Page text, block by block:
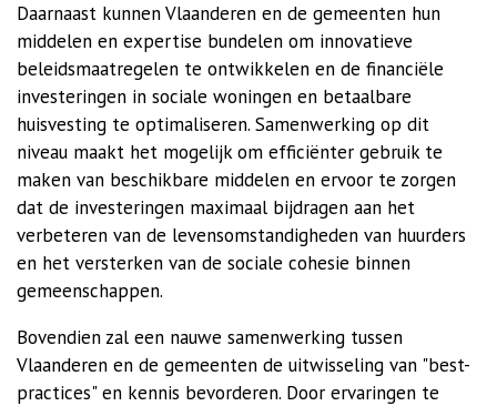
Daarnaast kunnen Vlaanderen en de gemeenten hun
middelen en expertise bundelen om innovatieve
beleidsmaatregelen te ontwikkelen en de financiële
investeringen in sociale woningen en betaalbare
huisvesting te optimaliseren. Samenwerking op dit
niveau maakt het mogelijk om efficiënter gebruik te
maken van beschikbare middelen en ervoor te zorgen
dat de investeringen maximaal bijdragen aan het
verbeteren van de levensomstandigheden van huurders
en het versterken van de sociale cohesie binnen
gemeenschappen.
Bovendien zal een nauwe samenwerking tussen
Vlaanderen en de gemeenten de uitwisseling van "best-
practices" en kennis bevorderen. Door ervaringen te